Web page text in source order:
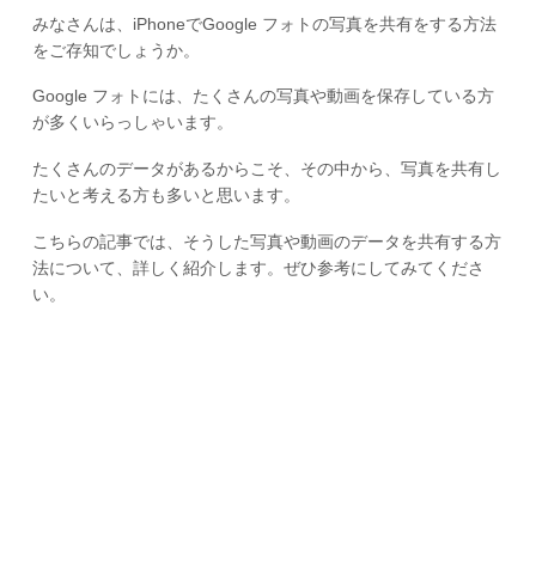
みなさんは、iPhoneでGoogle フォトの写真を共有をする方法
をご存知でしょうか。
Google フォトには、たくさんの写真や動画を保存している方
が多くいらっしゃいます。
たくさんのデータがあるからこそ、その中から、写真を共有し
たいと考える方も多いと思います。
こちらの記事では、そうした写真や動画のデータを共有する方
法について、詳しく紹介します。ぜひ参考にしてみてくださ
い。